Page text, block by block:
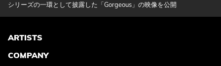
シリーズの一環として披露した「Gorgeous」の映像を公開
ARTISTS
COMPANY